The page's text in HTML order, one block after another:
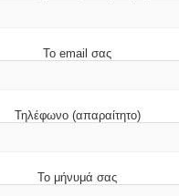
Το email σας
Τηλέφωνο (απαραίτητο)
Το μήνυμά σας